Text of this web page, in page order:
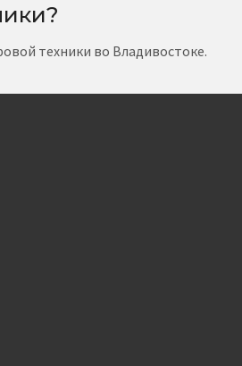
техники во Владивостоке.